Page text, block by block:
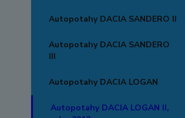
Autopotahy DACIA SANDERO II
Autopotahy DACIA SANDERO
III
Autopotahy DACIA LOGAN
Autopotahy DACIA LOGAN II,